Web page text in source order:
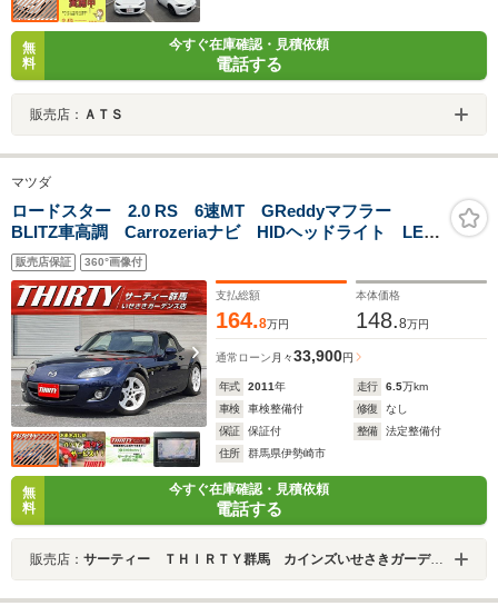
無
料
今すぐ在庫確認・見積依頼
電話する
販売店： ＡＴＳ
マツダ
ロードスター 2.0 RS 6速MT GReddyマフラー
BLITZ車高調 Carrozeriaナビ HIDヘッドライト LED
フォグ アルミペダル ETC車載器 AutoExeショート
アンテナ RX-8用16inアルミ スマートキー2個
販売店保証 360°画像付
支払総額
164.8万円
本体価格
148.8万円
通常ローン 月々33,900円
年式 2011年 走行 6.5万km
車検
車検整備付 修復
なし
保証
保証付 整備
法定整備付
住所
群馬県伊勢崎市
無
料
今すぐ在庫確認・見積依頼
電話する
販売店： サーティー ＴＨＩＲＴＹ群馬 カインズいせさきガーデンズ店